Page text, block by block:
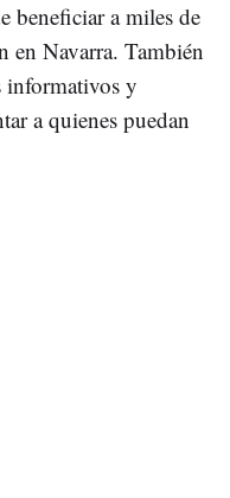
beneficiar a miles de
en Navarra. También
informativos y
a quienes puedan